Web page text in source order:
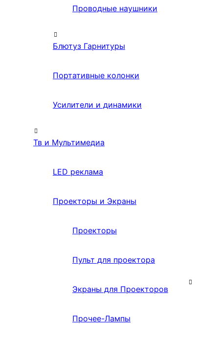
Проводные наушники
Блютуз Гарнитуры
Портативные колонки
Усилители и динамики
Тв и Мультимедиа
LED реклама
Проекторы и Экраны
Проекторы
Пульт для проектора
Экраны для Проекторов
Прочее-Лампы